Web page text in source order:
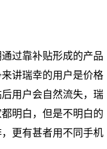
过靠补贴形成的产品
讲瑞幸的用户是价格
用户会自然流失，瑞
明白，但是不明白的
更有甚者用不同手机